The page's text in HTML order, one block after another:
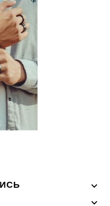

